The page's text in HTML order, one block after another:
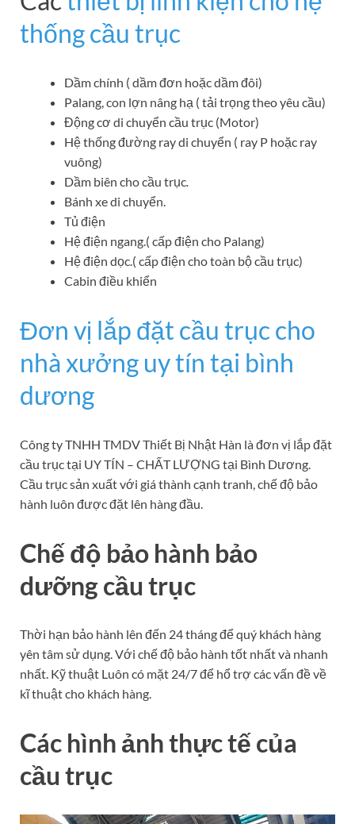
thống cầu trục
Dầm chính ( dầm đơn hoặc dầm đôi)
Palang, con lợn nâng hạ ( tải trọng theo yêu cầu)
Động cơ di chuyển cầu trục (Motor)
Hệ thống đường ray di chuyển ( ray P hoặc ray
vuông)
Dầm biên cho cầu trục.
Bánh xe di chuyển.
Tủ điện
Hệ điện ngang.( cấp điện cho Palang)
Hệ điện dọc.( cấp điện cho toàn bộ cầu trục)
Cabin điều khiển
Đơn vị lắp đặt cầu trục cho
nhà xưởng uy tín tại bình
dương
Công ty TNHH TMDV Thiết Bị Nhật Hàn là đơn vị lắp đặt
cầu trục tại UY TÍN – CHẤT LƯỢNG tại Bình Dương.
Cầu trục sản xuất với giá thành cạnh tranh, chế độ bảo
hành luôn được đặt lên hàng đầu.
Chế độ bảo hành bảo
dưỡng cầu trục
Thời hạn bảo hành lên đến 24 tháng để quý khách hàng
yên tâm sử dụng. Với chế độ bảo hành tốt nhất và nhanh
nhất. Kỹ thuật Luôn có mặt 24/7 để hổ trợ các vấn đề về
kĩ thuật cho khách hàng.
Các hình ảnh thực tế của
cầu trục